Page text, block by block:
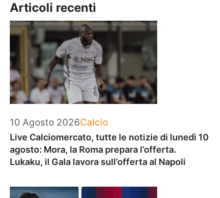
Articoli recenti
10 Agosto 2026Categorie
Calcio
Live Calciomercato, tutte le notizie di lunedì 10
agosto: Mora, la Roma prepara l’offerta.
Lukaku, il Gala lavora sull’offerta al Napoli